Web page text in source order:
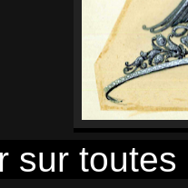
sur